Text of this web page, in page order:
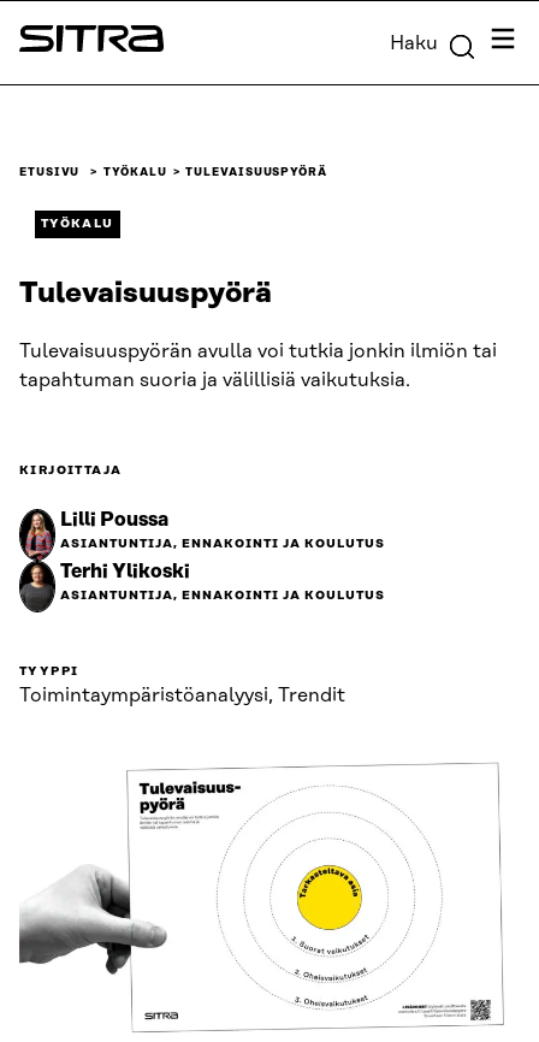
Siirry
suoraan
Sitra Haku
ETUSIVU TYÖKALU TULEVAISUUSPYÖRÄ
TYÖKALU
Tulevaisuuspyörä
Tulevaisuuspyörän avulla voi tutkia jonkin ilmiön tai
tapahtuman suoria ja välillisiä vaikutuksia.
KIRJOITTAJA
Lilli Poussa
ASIANTUNTIJA, ENNAKOINTI JA KOULUTUS
Terhi Ylikoski
ASIANTUNTIJA, ENNAKOINTI JA KOULUTUS
TYYPPI
Toimintaympäristö­analyysi, Trendit